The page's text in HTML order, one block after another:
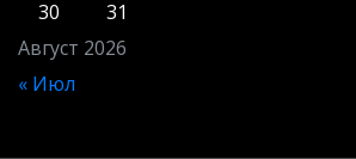
Август 2026
30
31
« Июл